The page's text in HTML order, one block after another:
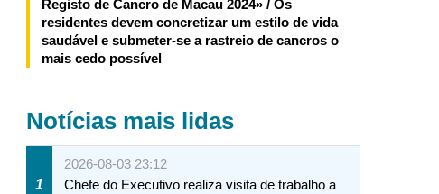
Registo de Cancro de Macau 2024» / Os
residentes devem concretizar um estilo de vida
saudável e submeter-se a rastreio de cancros o
mais cedo possível
Notícias mais lidas
1
2026-08-03 23:12
Chefe do Executivo realiza visita de trabalho a